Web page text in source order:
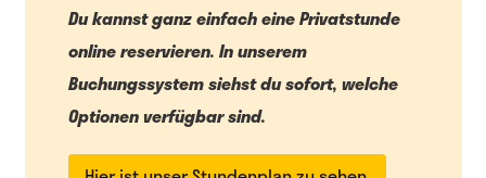
Du kannst ganz einfach eine Privatstunde
online reservieren. In unserem
Buchungssystem siehst du sofort, welche
Optionen verfügbar sind.